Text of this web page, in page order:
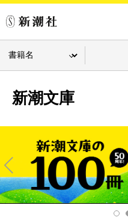
新潮文庫
Pre
v